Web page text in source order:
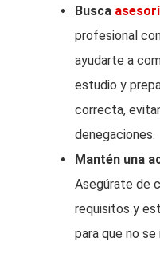
Busca
profesional
ayudarte a
estudio y
correcta,
denegaciones.
Mantén una
Asegúrate de
requisitos y
para que no